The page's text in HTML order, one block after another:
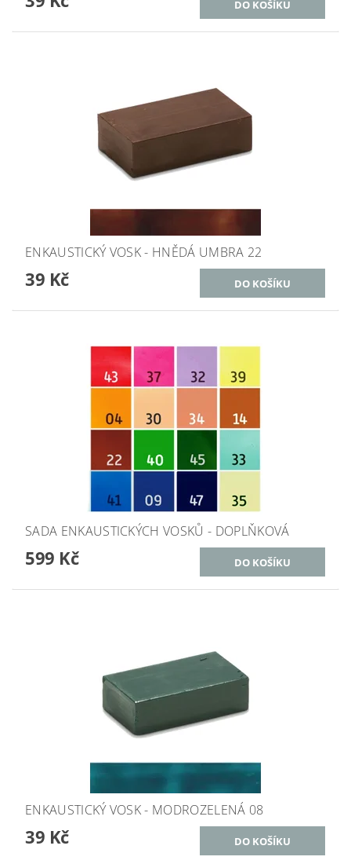
ENKAUSTICKÝ VOSK - HNĚDÁ UMBRA 22
39 Kč
SADA ENKAUSTICKÝCH VOSKŮ - DOPLŇKOVÁ
599 Kč
ENKAUSTICKÝ VOSK - MODROZELENÁ 08
39 Kč